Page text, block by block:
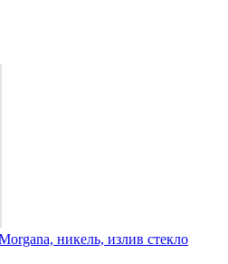
никель, излив стекло